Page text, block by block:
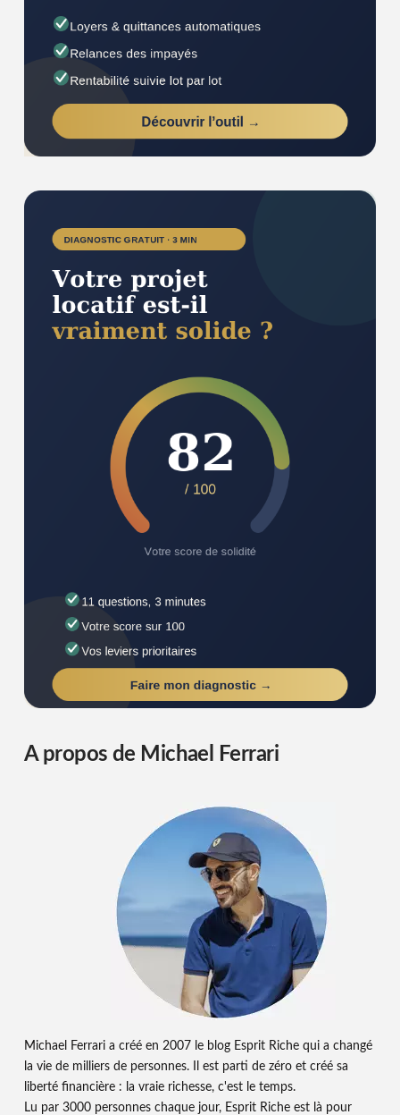
A propos de Michael Ferrari
Michael Ferrari a créé en 2007 le blog Esprit Riche qui a changé
la vie de milliers de personnes. Il est parti de zéro et créé sa
liberté financière : la vraie richesse, c'est le temps.
Lu par 3000 personnes chaque jour, Esprit Riche est là pour